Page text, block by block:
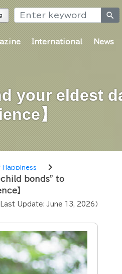
search
International News
your eldest
】
chevron_right
bonds" to
】
Last Update:June 13, 2026 ）